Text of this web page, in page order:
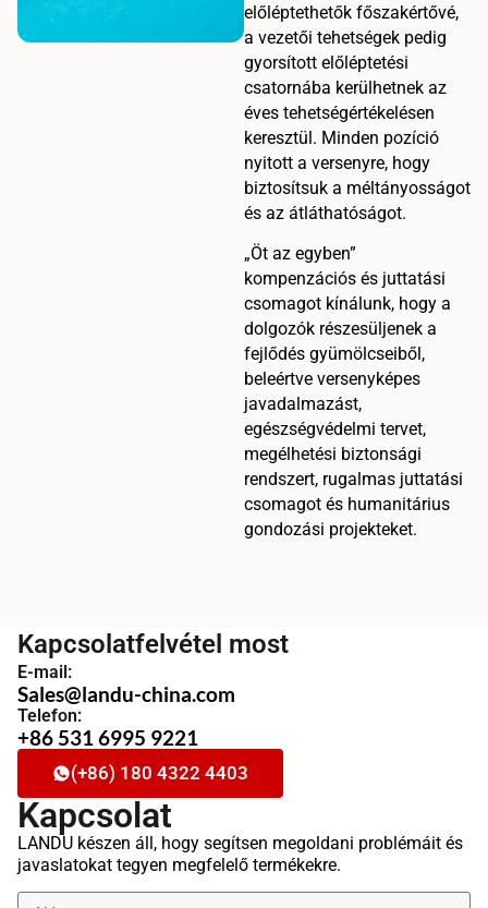
előléptethetők főszakértővé,
a vezetői tehetségek pedig
gyorsított előléptetési
csatornába kerülhetnek az
éves tehetségértékelésen
keresztül. Minden pozíció
nyitott a versenyre, hogy
biztosítsuk a méltányosságot
és az átláthatóságot.
„Öt az egyben”
kompenzációs és juttatási
csomagot kínálunk, hogy a
dolgozók részesüljenek a
fejlődés gyümölcseiből,
beleértve versenyképes
javadalmazást,
egészségvédelmi tervet,
megélhetési biztonsági
rendszert, rugalmas juttatási
csomagot és humanitárius
gondozási projekteket.
Kapcsolatfelvétel most
E-mail:
Sales@landu-china.com
Telefon:
+86 531 6995 9221
(+86) 180 4322 4403
Kapcsolat
LANDU készen áll, hogy segítsen megoldani problémáit és
javaslatokat tegyen megfelelő termékekre.